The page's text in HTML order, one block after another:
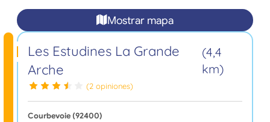
Mostrar mapa
Les Estudines La Grande
Arche
(4,4
km)
(2 opiniones)
Courbevoie (92400)